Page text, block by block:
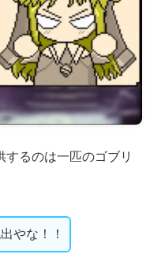
るのは一匹のゴブリ
やな！！